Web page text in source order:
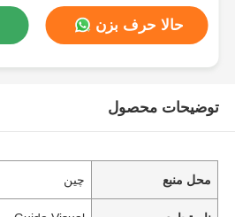
حالا حرف بزن
توضیحات محصول
محل منبع چین